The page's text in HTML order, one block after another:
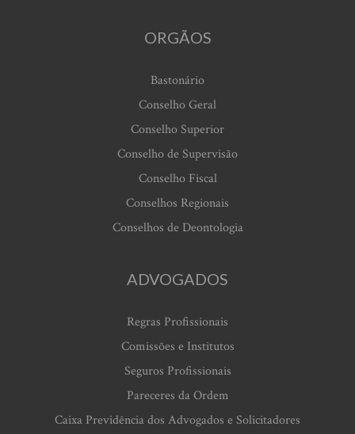
ORGÃOS
Bastonário
Conselho Geral
Conselho Superior
Conselho de Supervisão
Conselho Fiscal
Conselhos Regionais
Conselhos de Deontologia
ADVOGADOS
Regras Profissionais
Comissões e Institutos
Seguros Profissionais
Pareceres da Ordem
Caixa Previdência dos Advogados e Solicitadores